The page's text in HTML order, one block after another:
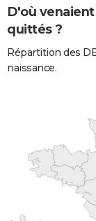
D'où
quittés ?
Répartition des
naissance.